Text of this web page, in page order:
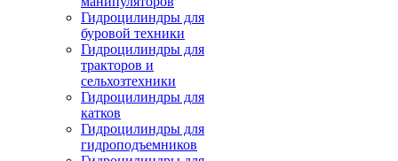
Гидроцилиндры для
буровой техники
Гидроцилиндры для
тракторов и
сельхозтехники
Гидроцилиндры для
катков
Гидроцилиндры для
гидроподъемников